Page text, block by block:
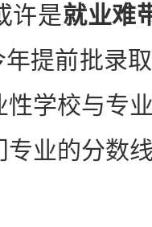
许是就业难
年提前批录
性学校与专
专业的分数